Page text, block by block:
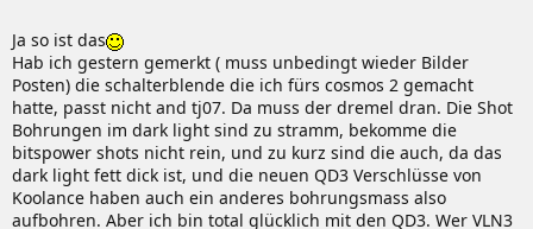
Ja so ist das
Hab ich gestern gemerkt ( muss unbedingt wieder Bilder
Posten) die schalterblende die ich fürs cosmos 2 gemacht
hatte, passt nicht and tj07. Da muss der dremel dran. Die Shot
Bohrungen im dark light sind zu stramm, bekomme die
bitspower shots nicht rein, und zu kurz sind die auch, da das
dark light fett dick ist, und die neuen QD3 Verschlüsse von
Koolance haben auch ein anderes bohrungsmass also
aufbohren. Aber ich bin total glücklich mit den QD3. Wer VLN3